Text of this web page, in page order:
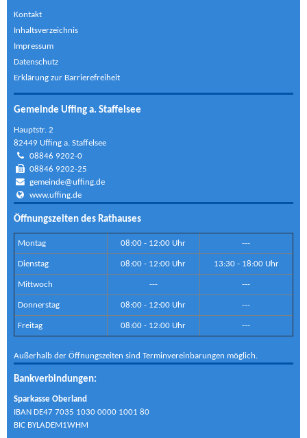
Kontakt
Inhaltsverzeichnis
Impressum
Datenschutz
Erklärung zur Barrierefreiheit
Gemeinde Uffing a. Staffelsee
Hauptstr. 2
82449 Uffing a. Staffelsee
08846 9202-0
08846 9202-25
gemeinde@uffing.de
www.uffing.de
Öffnungszeiten des Rathauses
Montag 08:00 - 12:00 Uhr ---
Dienstag 08:00 - 12:00 Uhr 13:30 - 18:00 Uhr
Mittwoch --- ---
Donnerstag 08:00 - 12:00 Uhr ---
Freitag 08:00 - 12:00 Uhr ---
Außerhalb der Öffnungszeiten sind Terminvereinbarungen möglich.
Bankverbindungen:
Sparkasse Oberland
IBAN DE47 7035 1030 0000 1001 80
BIC BYLADEM1WHM